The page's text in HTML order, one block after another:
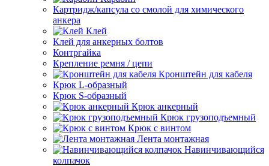
Картридж/капсула со смолой для химического
анкера
Клей
Клей для анкерных болтов
Контргайка
Крепление ремня / цепи
Кронштейн для кабеля
Крюк L-образный
Крюк S-образный
Крюк анкерный
Крюк грузоподъемный
Крюк с винтом
Лента монтажная
Навинчивающийся
колпачок